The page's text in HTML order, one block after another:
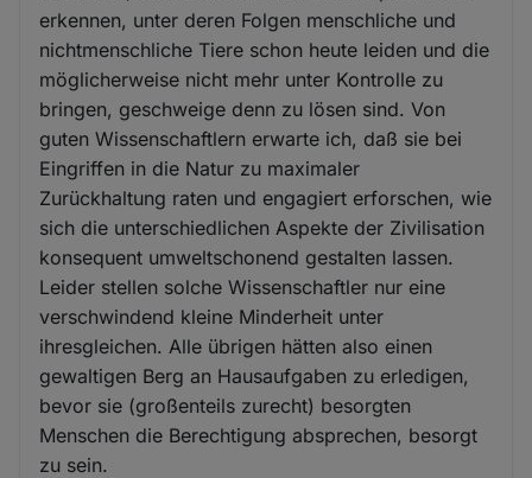
erkennen, unter deren Folgen menschliche und
nichtmenschliche Tiere schon heute leiden und die
möglicherweise nicht mehr unter Kontrolle zu
bringen, geschweige denn zu lösen sind. Von
guten Wissenschaftlern erwarte ich, daß sie bei
Eingriffen in die Natur zu maximaler
Zurückhaltung raten und engagiert erforschen, wie
sich die unterschiedlichen Aspekte der Zivilisation
konsequent umweltschonend gestalten lassen.
Leider stellen solche Wissenschaftler nur eine
verschwindend kleine Minderheit unter
ihresgleichen. Alle übrigen hätten also einen
gewaltigen Berg an Hausaufgaben zu erledigen,
bevor sie (großenteils zurecht) besorgten
Menschen die Berechtigung absprechen, besorgt
zu sein.